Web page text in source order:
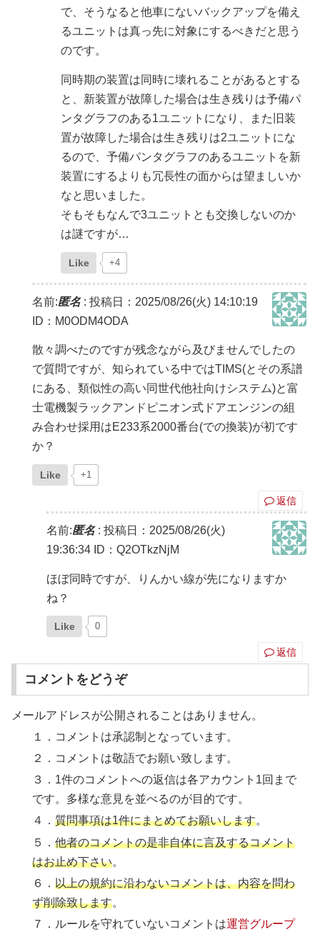
で、そうなると他車にないバックアップを備え
るユニットは真っ先に対象にするべきだと思う
のです。
同時期の装置は同時に壊れることがあるとする
と、新装置が故障した場合は生き残りは予備パ
ンタグラフのある1ユニットになり、また旧装
置が故障した場合は生き残りは2ユニットにな
るので、予備パンタグラフのあるユニットを新
装置にするよりも冗長性の面からは望ましいか
なと思いました。
そもそもなんで3ユニットとも交換しないのか
は謎ですが…
Like +4
名前:匿名: 投稿日：2025/08/26(火) 14:10:19
ID：M0ODM4ODA
散々調べたのですが残念ながら及びませんでしたの
で質問ですが、知られている中ではTIMS(とその系譜
にある、類似性の高い同世代他社向けシステム)と富
士電機製ラックアンドピニオン式ドアエンジンの組
み合わせ採用はE233系2000番台(での換装)が初です
か？
Like +1
返信
名前:匿名: 投稿日：2025/08/26(火)
19:36:34 ID：Q2OTkzNjM
ほぼ同時ですが、りんかい線が先になりますか
ね？
Like 0
返信
コメントをどうぞ
メールアドレスが公開されることはありません。
１．コメントは承認制となっています。
２．コメントは敬語でお願い致します。
３．1件のコメントへの返信は各アカウント1回まで
です。多様な意見を並べるのが目的です。
４．質問事項は1件にまとめてお願いします。
５．他者のコメントの是非自体に言及するコメント
はお止め下さい。
６．以上の規約に沿わないコメントは、内容を問わ
ず削除致します。
７．ルールを守れていないコメントは運営グループ